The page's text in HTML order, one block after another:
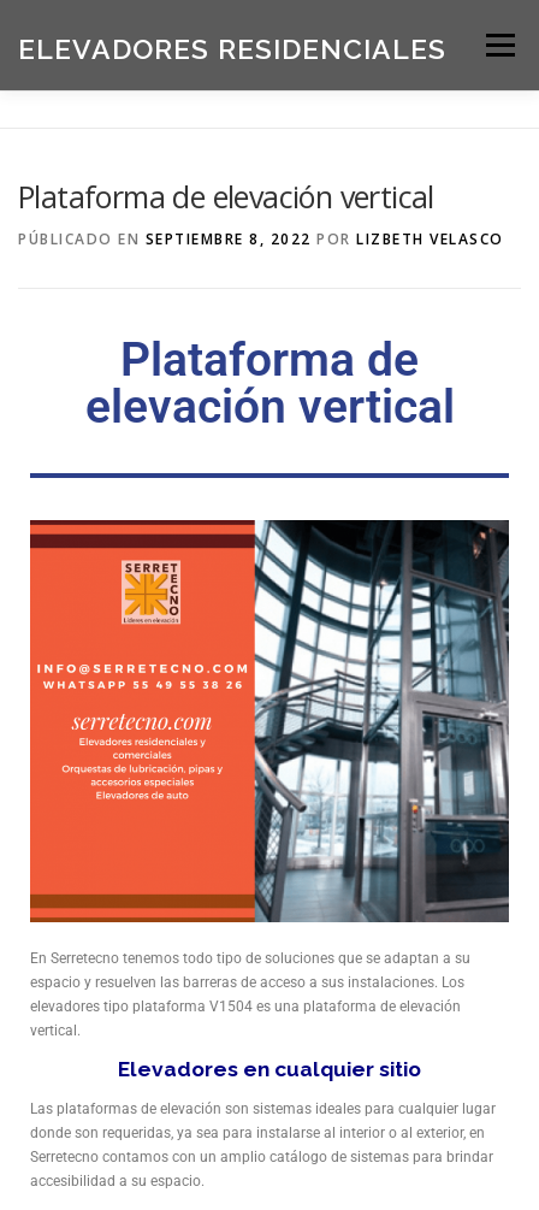
ELEVADORES RESIDENCIALES Menú
Plataforma de elevación vertical
PÚBLICADO EN SEPTIEMBRE 8, 2022 POR LIZBETH VELASCO
Plataforma de
elevación vertical
En Serretecno tenemos todo tipo de soluciones que se adaptan a su
espacio y resuelven las barreras de acceso a sus instalaciones. Los
elevadores tipo plataforma V1504 es una plataforma de elevación
vertical.
Elevadores en cualquier sitio
Las plataformas de elevación son sistemas ideales para cualquier lugar
donde son requeridas, ya sea para instalarse al interior o al exterior, en
Serretecno contamos con un amplio catálogo de sistemas para brindar
accesibilidad a su espacio.